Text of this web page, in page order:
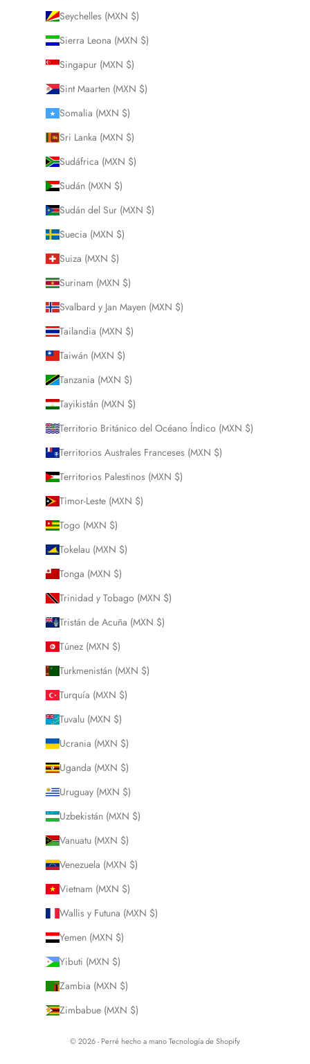
Seychelles (MXN $)
Sierra Leona (MXN $)
Singapur (MXN $)
Sint Maarten (MXN $)
Somalia (MXN $)
Sri Lanka (MXN $)
Sudáfrica (MXN $)
Sudán (MXN $)
Sudán del Sur (MXN $)
Suecia (MXN $)
Suiza (MXN $)
Surinam (MXN $)
Svalbard y Jan Mayen (MXN $)
Tailandia (MXN $)
Taiwán (MXN $)
Tanzania (MXN $)
Tayikistán (MXN $)
Territorio Británico del Océano Índico (MXN $)
Territorios Australes Franceses (MXN $)
Territorios Palestinos (MXN $)
Timor-Leste (MXN $)
Togo (MXN $)
Tokelau (MXN $)
Tonga (MXN $)
Trinidad y Tobago (MXN $)
Tristán de Acuña (MXN $)
Túnez (MXN $)
Turkmenistán (MXN $)
Turquía (MXN $)
Tuvalu (MXN $)
Ucrania (MXN $)
Uganda (MXN $)
Uruguay (MXN $)
Uzbekistán (MXN $)
Vanuatu (MXN $)
Venezuela (MXN $)
Vietnam (MXN $)
Wallis y Futuna (MXN $)
Yemen (MXN $)
Yibuti (MXN $)
Zambia (MXN $)
Zimbabue (MXN $)
© 2026 - Perré hecho a manoTecnología de Shopify